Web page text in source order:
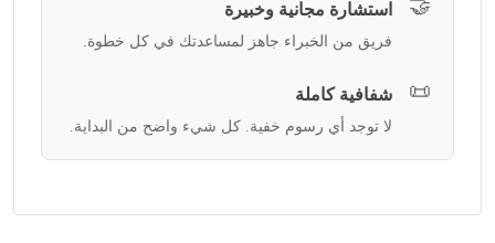
🤝 استشارة مجانية وخبيرة
فريق من الخبراء جاهز لمساعدتك في كل خطوة.
📜 شفافية كاملة
لا توجد أي رسوم خفية. كل شيء واضح من البداية.